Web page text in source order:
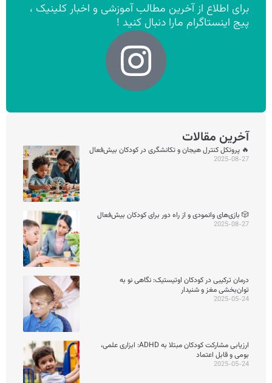
برای اطلاع از آخرین مطالب آموزشی و اخبار کلینیک ،
پیج اینستاگرام مارا دنبال کنید !
آخرین مقالات
🔥 پروتکل کنترل هیجان و تکانشگری در کودکان بیش‌فعال
2025-08-27
🎲 بازی‌های وانمودی و از راه دور برای کودکان بیش‌فعال
2025-08-27
درمان ترکیبی در کودکان اوتیستیک: نگاهی نو به
توان‌بخشی مغز و شنیدار
2025-05-24
ارزیابی مشارکت کودکان مبتلا به ADHD: ابزاری علمی،
بومی و قابل اعتماد
2025-05-24